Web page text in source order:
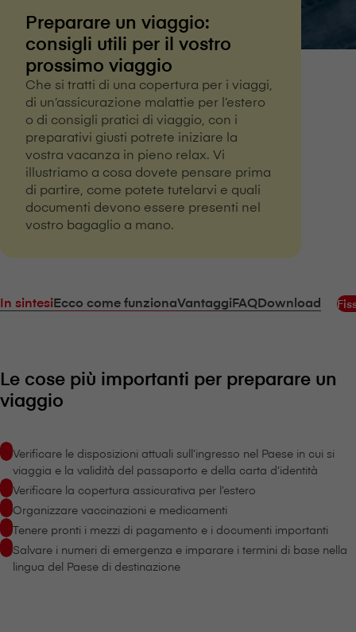
Preparare un viaggio:
consigli utili per il vostro
prossimo viaggio
Che si tratti di una copertura per i viaggi,
di un’assicurazione malattie per l’estero
o di consigli pratici di viaggio, con i
preparativi giusti potrete iniziare la
vostra vacanza in pieno relax. Vi
illustriamo a cosa dovete pensare prima
di partire, come potete tutelarvi e quali
documenti devono essere presenti nel
vostro bagaglio a mano.
In sintesiEcco come funzionaVantaggiFAQDownload
Le cose più importanti per preparare un
viaggio
Verificare le disposizioni attuali sull’ingresso nel Paese in cui si
viaggia e la validità del passaporto e della carta d’identità
Verificare la copertura assicurativa per l’estero
Organizzare vaccinazioni e medicamenti
Tenere pronti i mezzi di pagamento e i documenti importanti
Salvare i numeri di emergenza e imparare i termini di base nella
lingua del Paese di destinazione